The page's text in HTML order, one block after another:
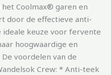
Coolmax® garen en
door de effectieve anti-
ideale keuze voor fervente
hoogwaardige en
voordelen van de
Crew: * Anti-teek